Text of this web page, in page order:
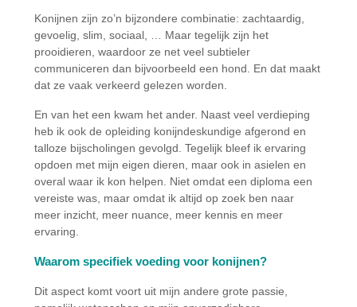
Konijnen zijn zo’n bijzondere combinatie: zachtaardig,
gevoelig, slim, sociaal, … Maar tegelijk zijn het
prooidieren, waardoor ze net veel subtieler
communiceren dan bijvoorbeeld een hond. En dat maakt
dat ze vaak verkeerd gelezen worden.
En van het een kwam het ander. Naast veel verdieping
heb ik ook de opleiding konijndeskundige afgerond en
talloze bijscholingen gevolgd. Tegelijk bleef ik ervaring
opdoen met mijn eigen dieren, maar ook in asielen en
overal waar ik kon helpen. Niet omdat een diploma een
vereiste was, maar omdat ik altijd op zoek ben naar
meer inzicht, meer nuance, meer kennis en meer
ervaring.
Waarom specifiek voeding voor konijnen?
Dit aspect komt voort uit mijn andere grote passie,